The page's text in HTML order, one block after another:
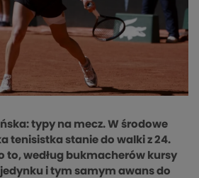
typy na mecz. W środowe
tenisistka stanie do walki z 24.
to, według bukmacherów kursy
i tym samym awans do